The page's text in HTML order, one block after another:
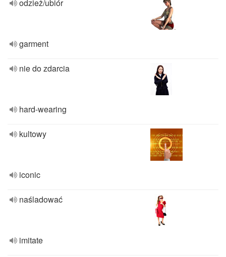
odzież/ubiór
garment
nie do zdarcia
hard-wearing
kultowy
iconic
naśladować
imitate